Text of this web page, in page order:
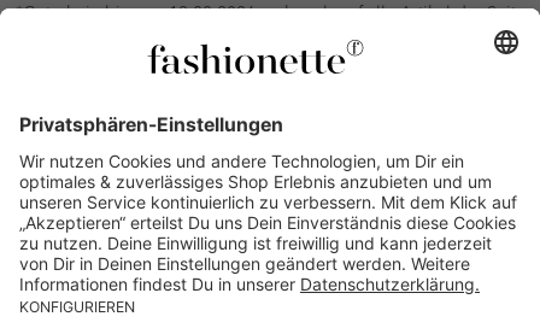
*Gutschein bis zum 12.08.2026 mehrmals auf alle Artikel der Seite
fashionette.at/selected-styles anwendbar. Es gelten die in den AGB
§9 festgelegten Bedingungen.
vorausgesetzt, alle Preise inkl. MwSt. und ohne Versandkosten. Bei
Ratenkäufen kann die letzte Rate geringfügig abweichen. Die
Anzahl der Raten und die jeweilige Verfügbarkeit von
Zahlungsmethoden kann variieren. Die Prominenten, die
namentlich genannt oder dargestellt werden, haben keine der auf
der Website angebotenen Artikel anerkannt, empfohlen oder
befürwortet. Lieferungen sind nur an Lieferadressen in Österreich